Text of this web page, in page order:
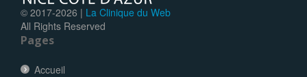
© 2017-2026 | La Clinique du Web
All Rights Reserved
Pages
Accueil